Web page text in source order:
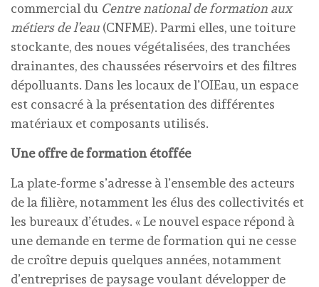
commercial du Centre national de formation aux
métiers de l’eau (CNFME). Parmi elles, une toiture
stockante, des noues végétalisées, des tranchées
drainantes, des chaussées réservoirs et des filtres
dépolluants. Dans les locaux de l’OIEau, un espace
est consacré à la présentation des différentes
matériaux et composants utilisés.
Une offre de formation étoffée
La plate-forme s’adresse à l’ensemble des acteurs
de la filière, notamment les élus des collectivités et
les bureaux d’études. « Le nouvel espace répond à
une demande en terme de formation qui ne cesse
de croître depuis quelques années, notamment
d’entreprises de paysage voulant développer de